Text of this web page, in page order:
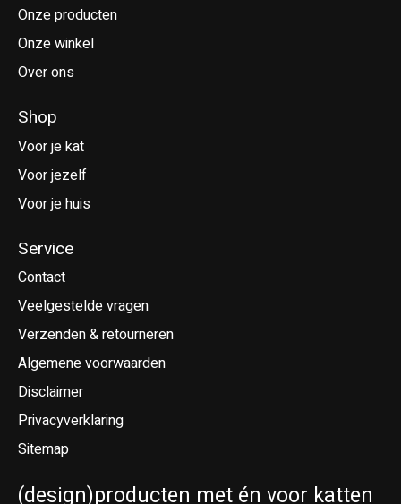
Onze producten
Onze winkel
Over ons
Shop
Voor je kat
Voor jezelf
Voor je huis
Service
Contact
Veelgestelde vragen
Verzenden & retourneren
Algemene voorwaarden
Disclaimer
Privacyverklaring
Sitemap
(design)producten met én voor katten